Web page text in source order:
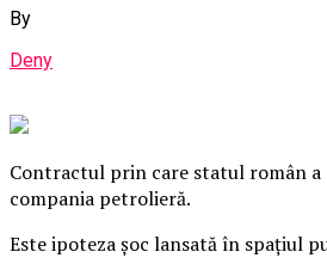
By
Deny
Contractul prin care statul român a
compania petrolieră.
Este ipoteza şoc lansată în spaţiul